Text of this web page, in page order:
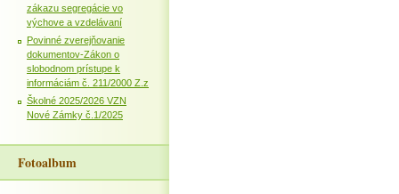
zákazu segregácie vo
výchove a vzdelávaní
Povinné zverejňovanie
dokumentov-Zákon o
slobodnom prístupe k
informáciám č. 211/2000 Z.z
Školné 2025/2026 VZN
Nové Zámky č.1/2025
Fotoalbum